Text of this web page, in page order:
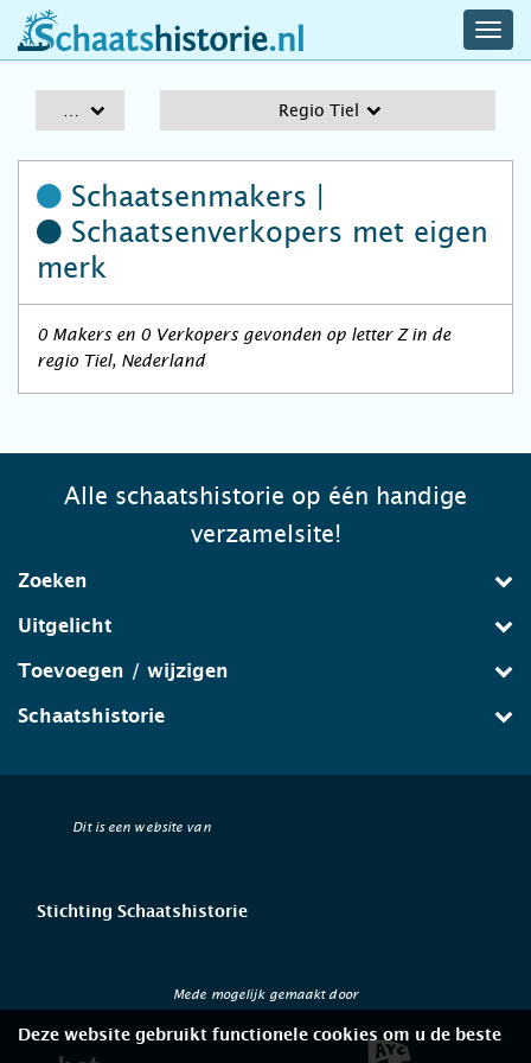
schaatshistorie.nl
Regio Tiel
Schaatsenmakers |
Schaatsenverkopers met eigen
merk
0 Makers en 0 Verkopers gevonden op letter Z in de
regio Tiel, Nederland
Alle schaatshistorie op één handige
verzamelsite!
Zoeken
Uitgelicht
Toevoegen / wijzigen
Schaatshistorie
Dit is een website van
Stichting Schaatshistorie
Mede mogelijk gemaakt door
Deze website gebruikt functionele cookies om u de beste